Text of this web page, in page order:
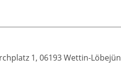
1, 06193 Wettin-Löbejün